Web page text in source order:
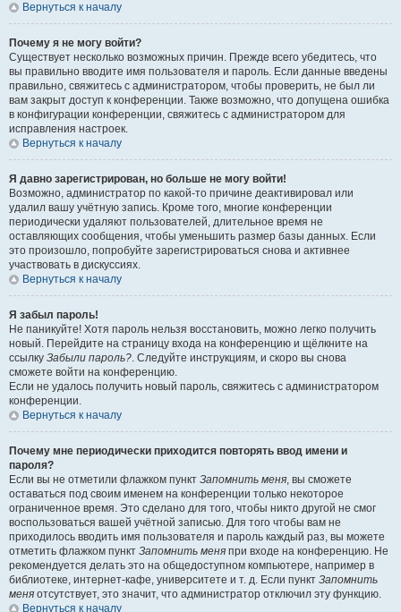
Вернуться к началу
Почему я не могу войти?
Существует несколько возможных причин. Прежде всего убедитесь, что
вы правильно вводите имя пользователя и пароль. Если данные введены
правильно, свяжитесь с администратором, чтобы проверить, не был ли
вам закрыт доступ к конференции. Также возможно, что допущена ошибка
в конфигурации конференции, свяжитесь с администратором для
исправления настроек.
Вернуться к началу
Я давно зарегистрирован, но больше не могу войти!
Возможно, администратор по какой-то причине деактивировал или
удалил вашу учётную запись. Кроме того, многие конференции
периодически удаляют пользователей, длительное время не
оставляющих сообщения, чтобы уменьшить размер базы данных. Если
это произошло, попробуйте зарегистрироваться снова и активнее
участвовать в дискуссиях.
Вернуться к началу
Я забыл пароль!
Не паникуйте! Хотя пароль нельзя восстановить, можно легко получить
новый. Перейдите на страницу входа на конференцию и щёлкните на
ссылку Забыли пароль?. Следуйте инструкциям, и скоро вы снова
сможете войти на конференцию.
Если не удалось получить новый пароль, свяжитесь с администратором
конференции.
Вернуться к началу
Почему мне периодически приходится повторять ввод имени и
пароля?
Если вы не отметили флажком пункт Запомнить меня, вы сможете
оставаться под своим именем на конференции только некоторое
ограниченное время. Это сделано для того, чтобы никто другой не смог
воспользоваться вашей учётной записью. Для того чтобы вам не
приходилось вводить имя пользователя и пароль каждый раз, вы можете
отметить флажком пункт Запомнить меня при входе на конференцию. Не
рекомендуется делать это на общедоступном компьютере, например в
библиотеке, интернет-кафе, университете и т. д. Если пункт Запомнить
меня отсутствует, это значит, что администратор отключил эту функцию.
Вернуться к началу